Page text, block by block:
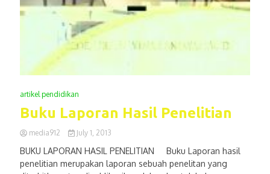
artikel pendidikan
Buku Laporan Hasil Penelitian
media912 July 1, 2013
BUKU LAPORAN HASIL PENELITIAN Buku Laporan hasil
penelitian merupakan laporan sebuah penelitan yang